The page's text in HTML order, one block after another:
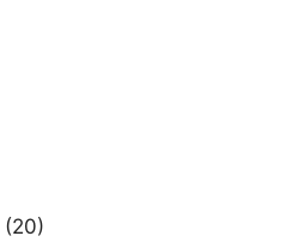
(20)